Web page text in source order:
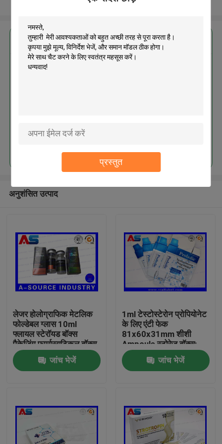
प्रस्तुत
उत्पादों
हमारे बारे में
सबसे उत्तम प्रतिदान प्राप्त करें
अनुशंसित उत्पाद
लेजर होलोग्राफिक मेटलिक
फोल्डेबल ग्लास 10ml
फ्लायल स्टेरॉयड बॉक्स
पैकेजिंग फार्मास्यूटिकल बॉक्स
लेबल
जांच भेजें
1ml टेस्टोस्टेरोन प्रोपियोनेट
के लिए एंटी फेक
81x60x31mm शीशी
Ampoule स्टोरेज बॉक्स:
जांच भेजें